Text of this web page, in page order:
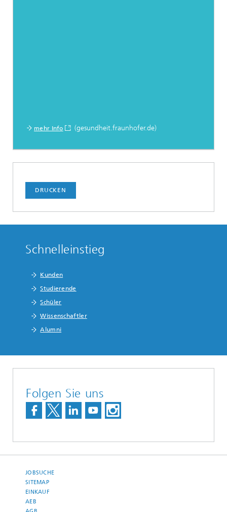
mehr Info (gesundheit.fraunhofer.de)
DRUCKEN
Schnelleinstieg
Kunden
Studierende
Schüler
Wissenschaftler
Alumni
Folgen Sie uns
JOBSUCHE
SITEMAP
EINKAUF
AEB